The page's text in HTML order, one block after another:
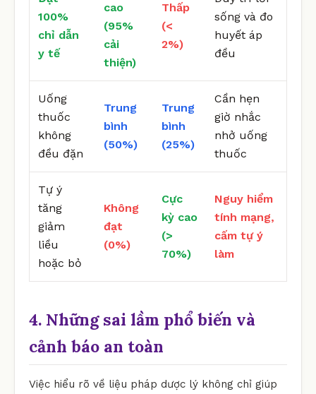
100%
chỉ dẫn
y tế
cao
(95%
cải
thiện)
Thấp
(<
2%)
sống và đo
huyết áp
đều
Uống
thuốc
không
đều đặn
Trung
bình
(50%)
Trung
bình
(25%)
Cần hẹn
giờ nhắc
nhở uống
thuốc
Tự ý
tăng
giảm
liều
hoặc bỏ
Không
đạt
(0%)
Cực
kỳ cao
(>
70%)
Nguy hiểm
tính mạng,
cấm tự ý
làm
4. Những sai lầm phổ biến và
cảnh báo an toàn
Việc hiểu rõ về liệu pháp dược lý không chỉ giúp